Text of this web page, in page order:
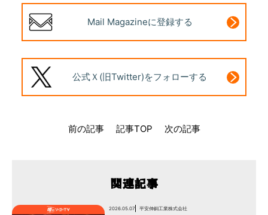
Mail Magazineに登録する
公式Ｘ(旧Twitter)をフォローする
前の記事 記事TOP 次の記事
関連記事
2026.05.07 平安伸銅工業株式会社